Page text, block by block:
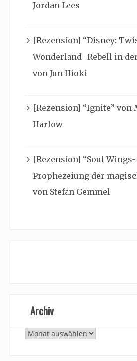
Jordan Lees
[Rezension] “Disney:
Wonderland- Rebell in
von Jun Hioki
[Rezension] “Ignite” von
Harlow
[Rezension] “Soul Wings-
Prophezeiung der
von Stefan Gemmel
Archiv
Archiv